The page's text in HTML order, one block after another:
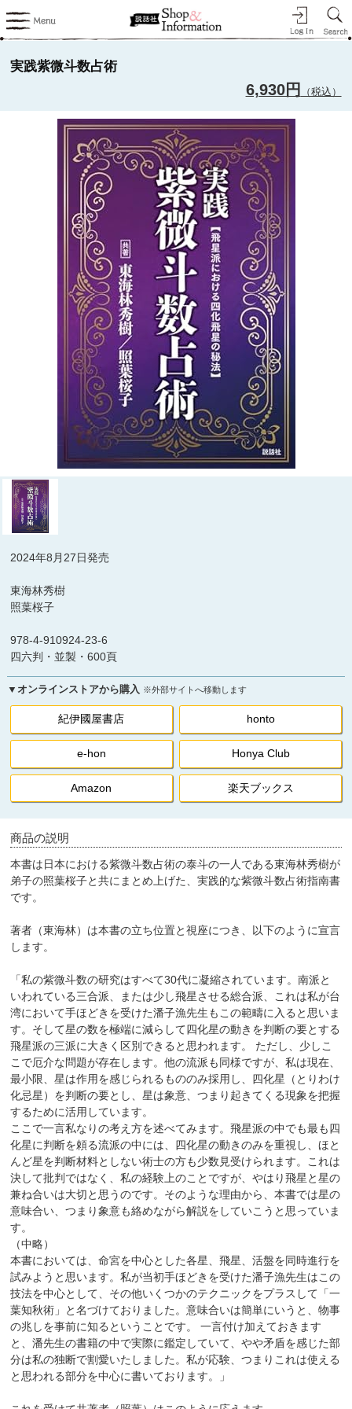
実践紫微斗数占術
6,930円 （税込）
2024年8月27日発売
東海林秀樹
照葉桜子
978-4-910924-23-6
四六判・並製・600頁
▼オンラインストアから購入 ※外部サイトへ移動します
紀伊國屋書店 honto
e-hon Honya Club
Amazon 楽天ブックス
商品の説明
本書は日本における紫微斗数占術の泰斗の一人である東海林秀樹が
弟子の照葉桜子と共にまとめ上げた、実践的な紫微斗数占術指南書
です。
著者（東海林）は本書の立ち位置と視座につき、以下のように宣言
します。
「私の紫微斗数の研究はすべて30代に凝縮されています。南派と
いわれている三合派、または少し飛星させる総合派、これは私が台
湾において手ほどきを受けた潘子漁先生もこの範疇に入ると思いま
す。そして星の数を極端に減らして四化星の動きを判断の要とする
飛星派の三派に大きく区別できると思われます。 ただし、少しこ
こで厄介な問題が存在します。他の流派も同様ですが、私は現在、
最小限、星は作用を感じられるもののみ採用し、四化星（とりわけ
化忌星）を判断の要とし、星は象意、つまり起きてくる現象を把握
するために活用しています。
ここで一言私なりの考え方を述べてみます。飛星派の中でも最も四
化星に判断を頼る流派の中には、四化星の動きのみを重視し、ほと
んど星を判断材料としない術士の方も少数見受けられます。これは
決して批判ではなく、私の経験上のことですが、やはり飛星と星の
兼ね合いは大切と思うのです。そのような理由から、本書では星の
意味合い、つまり象意も絡めながら解説をしていこうと思っていま
す。
（中略）
本書においては、命宮を中心とした各星、飛星、活盤を同時進行を
試みようと思います。私が当初手ほどきを受けた潘子漁先生はこの
技法を中心として、その他いくつかのテクニックをプラスして「一
葉知秋術」と名づけておりました。意味合いは簡単にいうと、物事
の兆しを事前に知るということです。 一言付け加えておきます
と、潘先生の書籍の中で実際に鑑定していて、やや矛盾を感じた部
分は私の独断で割愛いたしました。私が応験、つまりこれは使える
と思われる部分を中心に書いております。」